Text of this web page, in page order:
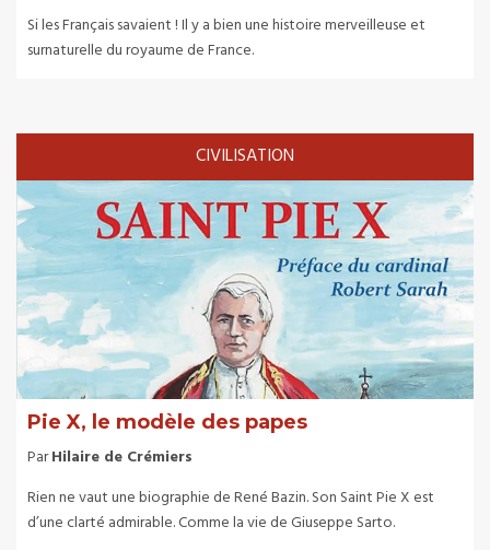
Si les Français savaient ! Il y a bien une histoire merveilleuse et
surnaturelle du royaume de France.
CIVILISATION
Pie X, le modèle des papes
ParHilaire de Crémiers
Rien ne vaut une biographie de René Bazin. Son Saint Pie X est
d’une clarté admirable. Comme la vie de Giuseppe Sarto.